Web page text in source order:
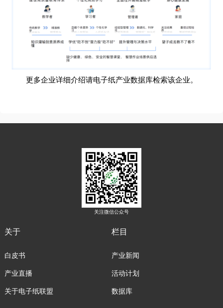
更多企业详细介绍请电子纸产业数据库检索该企业。
关注微信公众号
关于
白皮书
产业直播
关于电子纸联盟
栏目
产业新闻
活动计划
数据库